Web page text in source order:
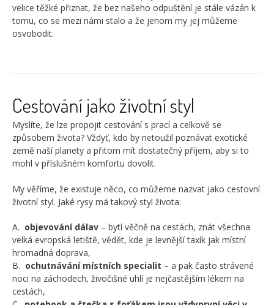
velice těžké přiznat, že bez našeho odpuštění je stále vázán k
tomu, co se mezi námi stalo a že jenom my jej můžeme
osvobodit.
Cestování jako životní styl
Myslíte, že lze propojit cestování s prací a celkově se
způsobem života? Vždyť, kdo by netoužil poznávat exotické
země naší planety a přitom mít dostatečný příjem, aby si to
mohl v příslušném komfortu dovolit.
My věříme, že existuje něco, co můžeme nazvat jako cestovní
životní styl. Jaké rysy má takový styl života:
A. objevování dálav – bytí věčně na cestách, znát všechna
velká evropská letiště, vědět, kde je levnější taxík jak místní
hromadná doprava,
B. ochutnávání místních specialit – a pak často strávené
noci na záchodech, živočišné uhlí je nejčastějším lékem na
cestách,